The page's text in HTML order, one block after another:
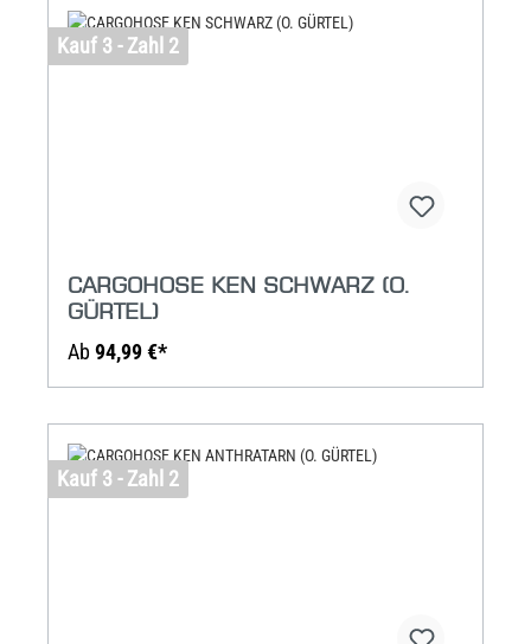
Kauf 3 - Zahl 2
CARGOHOSE KEN SCHWARZ (O.
GÜRTEL)
Ab 94,99 €*
Kauf 3 - Zahl 2